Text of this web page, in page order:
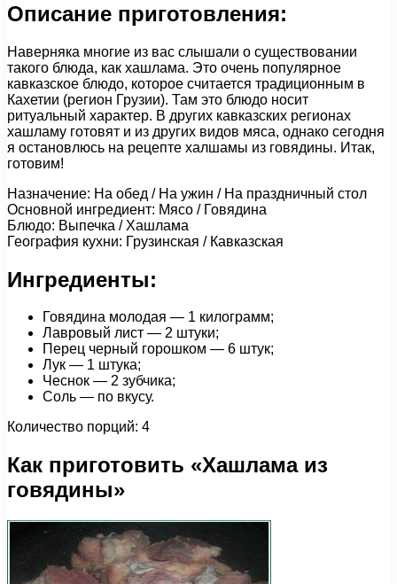
Описание приготовления:
Наверняка многие из вас слышали о существовании
такого блюда, как хашлама. Это очень популярное
кавказское блюдо, которое считается традиционным в
Кахетии (регион Грузии). Там это блюдо носит
ритуальный характер. В других кавказских регионах
хашламу готовят и из других видов мяса, однако сегодня
я остановлюсь на рецепте халшамы из говядины. Итак,
готовим!
Назначение: На обед / На ужин / На праздничный стол
Основной ингредиент: Мясо / Говядина
Блюдо: Выпечка / Хашлама
География кухни: Грузинская / Кавказская
Ингредиенты:
Говядина молодая — 1 килограмм;
Лавровый лист — 2 штуки;
Перец черный горошком — 6 штук;
Лук — 1 штука;
Чеснок — 2 зубчика;
Соль — по вкусу.
Количество порций: 4
Как приготовить «Хашлама из
говядины»